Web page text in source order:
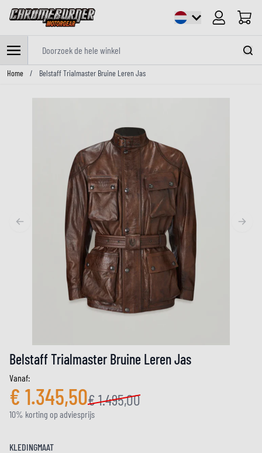
Cart
Ga naar de inhoud
Home / Belstaff Trialmaster Bruine Leren Jas
Belstaff Trialmaster Bruine Leren Jas
Vanaf:
€ 1.345,50€ 1.495,00
10% korting op adviesprijs
KLEDINGMAAT